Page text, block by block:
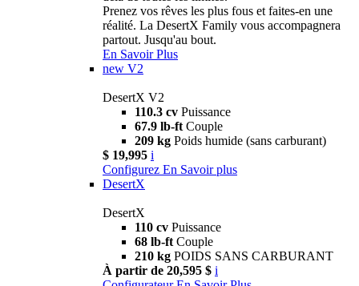
Prenez vos rêves les plus fous et faites-en une
réalité. La DesertX Family vous accompagnera
partout. Jusqu'au bout.
En Savoir Plus
new V2
DesertX V2
110.3 cv Puissance
67.9 lb-ft Couple
209 kg Poids humide (sans carburant)
$ 19,995 i
Configurez En Savoir plus
DesertX
DesertX
110 cv Puissance
68 lb-ft Couple
210 kg POIDS SANS CARBURANT
À partir de 20,595 $ i